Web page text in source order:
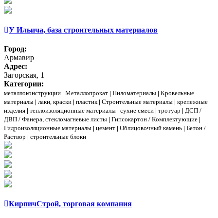
У Ильича, база строительных материалов
Город:
Армавир
Адрес:
Загорская, 1
Категории:
металлоконструкции | Металлопрокат | Пиломатериалы | Кровельные
материалы | лаки, краски | пластик | Строительные материалы | крепежные
изделия | теплоизоляционные материалы | сухие смеси | тротуар | ДСП /
ДВП / Фанера, стекломагневые листы | Гипсокартон / Комплектующие |
Гидроизоляционные материалы | цемент | Облицовочный камень | Бетон /
Раствор | строительные блоки
КирпичСтрой, торговая компания